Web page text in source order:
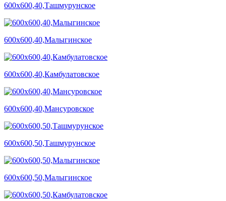
600х600,40,Ташмурунское
600х600,40,Малыгинское
600х600,40,Камбулатовское
600х600,40,Мансуровское
600х600,50,Ташмурунское
600х600,50,Малыгинское